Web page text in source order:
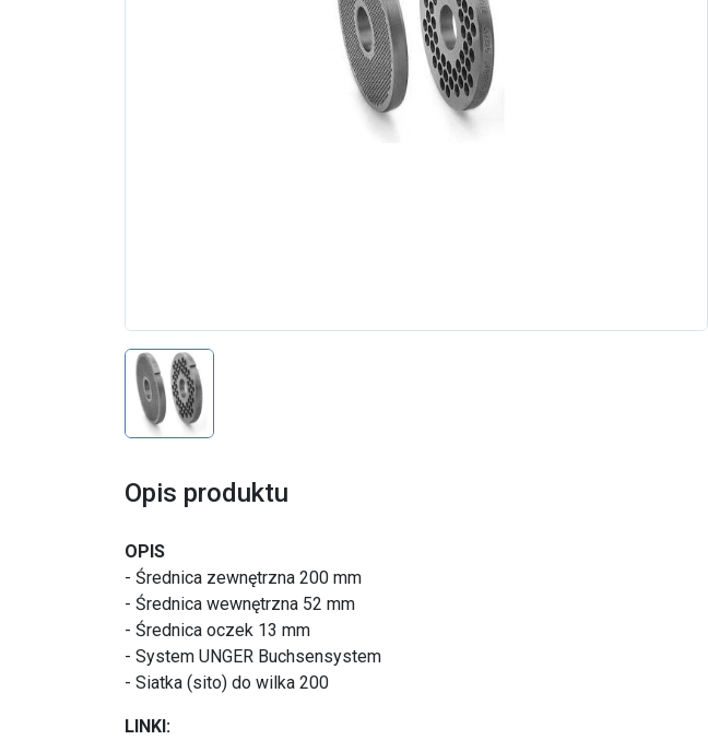
Opis produktu
OPIS
- Średnica zewnętrzna 200 mm
- Średnica wewnętrzna 52 mm
- Średnica oczek 13 mm
- System UNGER Buchsensystem
- Siatka (sito) do wilka 200
LINKI: